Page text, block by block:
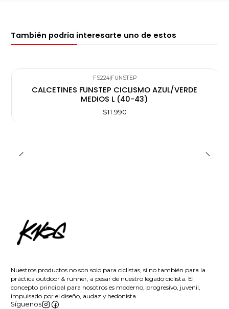
También podría interesarte uno de estos
FS224|FUNSTEP
CALCETINES FUNSTEP CICLISMO AZUL/VERDE
MEDIOS L (40-43)
$11.990
Nuestros productos no son solo para ciclistas, si no también para la
práctica outdoor & runner, a pesar de nuestro legado ciclista. El
concepto principal para nosotros es moderno, progresivo, juvenil,
impulsado por el diseño, audaz y hedonista.
Síguenos